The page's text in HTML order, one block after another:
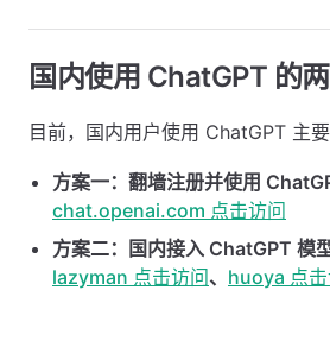
国内使用 ChatGPT 的
目前，国内用户使用 ChatGPT 主要
方案一：翻墙注册并使用
chat.openai.com 点击访问
方案二：国内接入 ChatGPT 模
lazyman 点击访问、 huoya 点击